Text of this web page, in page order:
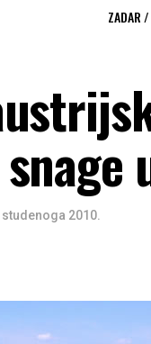
ZADAR
studenoga 2010.